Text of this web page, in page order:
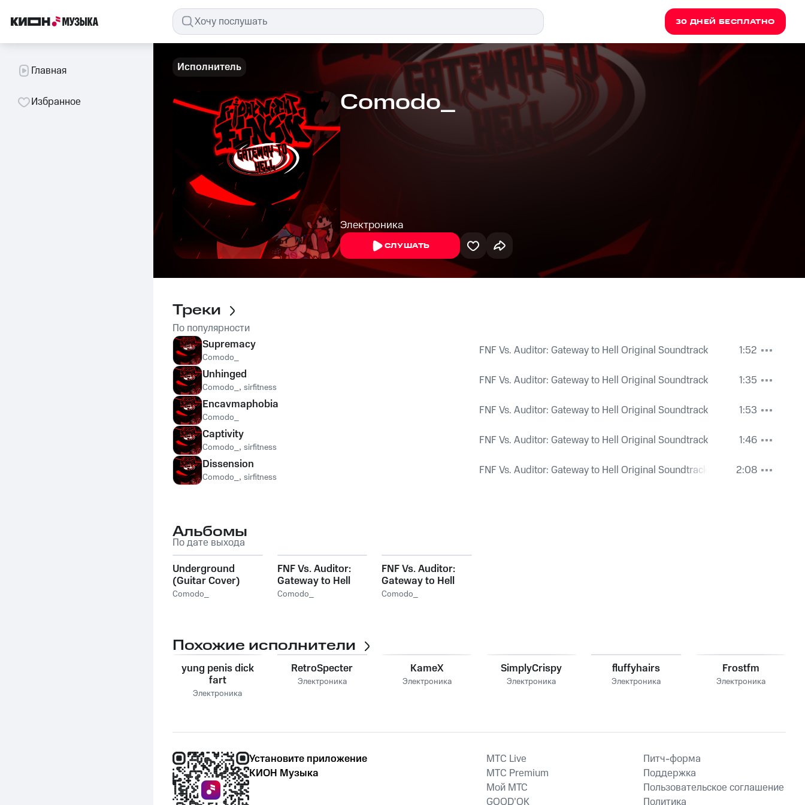
30 ДНЕЙ БЕСПЛАТНО
Главная
Избранное
Исполнитель
Comodo_
Электроника
СЛУШАТЬ
Треки
По популярности
Supremacy
Comodo_ FNF Vs. Auditor: Gateway to Hell Original Soundtrack
1:52
Unhinged
Comodo_, sirfitness FNF Vs. Auditor: Gateway to Hell Original Soundtrack
1:35
Encavmaphobia
Comodo_ FNF Vs. Auditor: Gateway to Hell Original Soundtrack
1:53
Captivity
Comodo_, sirfitness FNF Vs. Auditor: Gateway to Hell Original Soundtrack
1:46
Dissension
Comodo_, sirfitness FNF Vs. Auditor: Gateway to Hell Original Soundtrack 2:08
Альбомы
По дате выхода
Underground
(Guitar Cover)
Comodo_
FNF Vs. Auditor:
Gateway to Hell
Official Soundtrack
Comodo_
FNF Vs. Auditor:
Gateway to Hell
Original
Comodo_
Похожие исполнители
yung penis dick
fart
Электроника
RetroSpecter
Электроника
KameX
Электроника
SimplyCrispy
Электроника
fluffyhairs
Электроника
Frostfm
Электроника
Установите приложение
КИОН Музыка
MTС Live
MTС Premium
Мой МТС
GOOD’OK
Питч-форма
Поддержка
Пользовательское соглашение
Политика